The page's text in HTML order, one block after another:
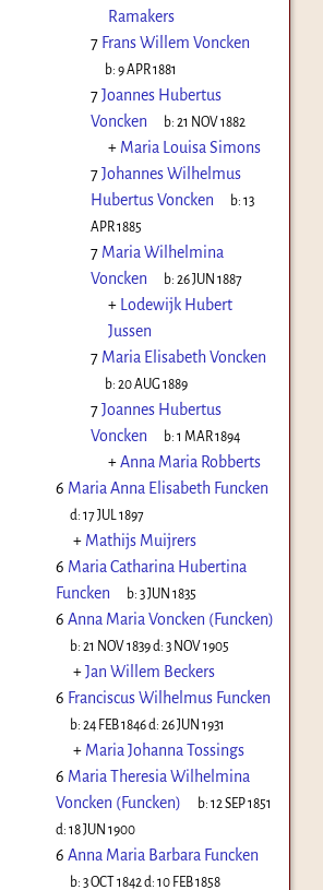
Ramakers
7 Frans Willem Voncken
b:9 APR 1881
7Joannes Hubertus
Voncken
b:21 NOV 1882
+ Maria Louisa Simons
7Johannes Wilhelmus
Hubertus Voncken
b:13
APR 1885
7 Maria Wilhelmina
Voncken
b:26 JUN 1887
+ Lodewijk Hubert
Jussen
7 Maria Elisabeth Voncken
b:20 AUG 1889
7Joannes Hubertus
Voncken
b:1 MAR 1894
+Anna Maria Robberts
6 Maria Anna Elisabeth Funcken
d:17 JUL 1897
+ Mathijs Muijrers
6 Maria Catharina Hubertina
Funcken
b:3 JUN 1835
6 Anna Maria Voncken (Funcken)
b:21 NOV 1839d:3 NOV 1905
+Jan Willem Beckers
6 Franciscus Wilhelmus Funcken
b:24 FEB 1846d:26 JUN 1931
+ Maria Johanna Tossings
6 Maria Theresia Wilhelmina
Voncken (Funcken)
b:12 SEP 1851
d: 18 JUN 1900
6 Anna Maria Barbara Funcken
b:3 OCT 1842 d:10 FEB 1858